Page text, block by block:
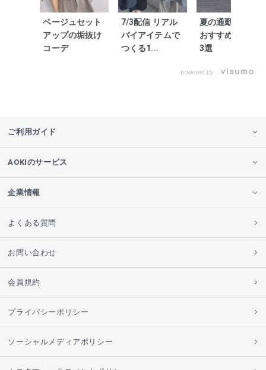
ベージュセット
アップの垢抜け
コーデ
7/3配信 リアル
バイアイテムで
つくる1...
夏の通勤コーデ
おすすめカラー
3選
powered by
ご利用ガイド
AOKIのサービス
企業情報
よくある質問
お問い合わせ
会員規約
プライバシーポリシー
ソーシャルメディアポリシー